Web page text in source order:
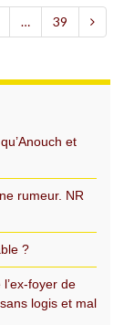
… 39
et
rumeur. NR
?
foyer de
logis et mal